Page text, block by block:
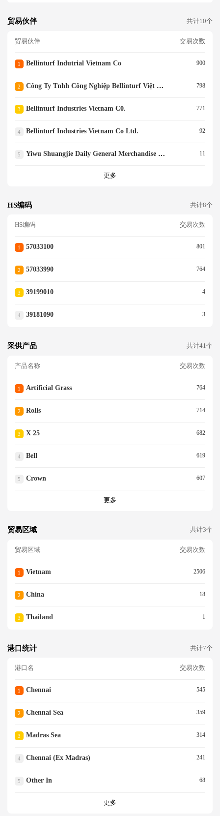
贸易伙伴 共计10个
贸易伙伴 交易次数
1 Bellinturf Indutrial Vietnam Co 900
2 Công Ty Tnhh Công Nghiệp Bellinturf Việt Nam 798
3 Bellinturf Industries Vietnam C0. 771
4 Bellinturf Industries Vietnam Co Ltd. 92
5 Yiwu Shuangjie Daily General Merchandise Ltd. 11
更多
HS编码 共计8个
HS编码 交易次数
1 57033100 801
2 57033990 764
3 39199010 4
4 39181090 3
采供产品 共计41个
产品名称 交易次数
1 Artificial Grass 764
2 Rolls 714
3 X 25 682
4 Bell 619
5 Crown 607
更多
贸易区域 共计3个
贸易区域 交易次数
1 Vietnam 2506
2 China 18
3 Thailand 1
港口统计 共计7个
港口名 交易次数
1 Chennai 545
2 Chennai Sea 359
3 Madras Sea 314
4 Chennai (ex Madras) 241
5 Other In 68
更多